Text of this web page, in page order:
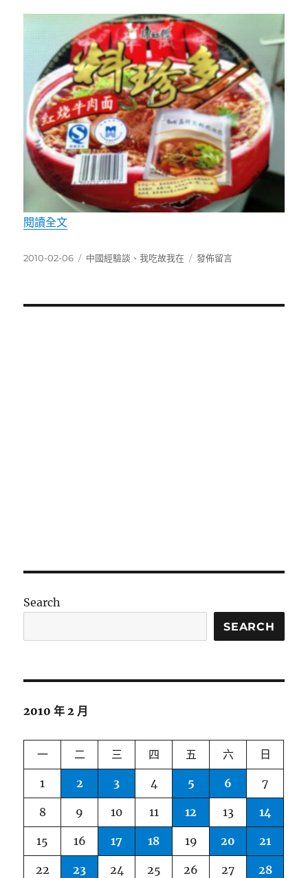
閱讀全文〈2008年初絕版的康師傅料珍多方便面〉
發
2010-02-06
分
中國經驗談 、我吃故我在
在
發佈留言
Search
SEARCH
2010 年 2 月
一 二 三 四 五 六 日
1 2 3 4 5 6 7
8 9 10 11 12 13 14
15 16 17 18 19 20 21
22 23 24 25 26 27 28